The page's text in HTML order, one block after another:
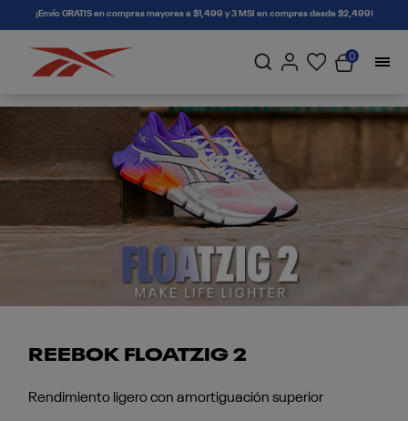
connectif¡Envío GRATIS en compras mayores a $1,499 y 3 MSI en compras desde $2,499!
0
REEBOK FLOATZIG 2
Rendimiento ligero con amortiguación superior